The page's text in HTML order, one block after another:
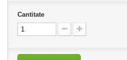
Cantitate